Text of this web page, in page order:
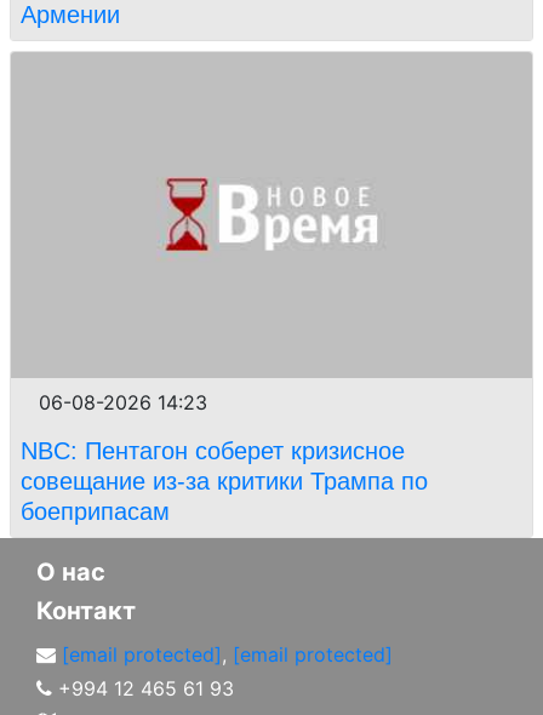
Армении
06-08-2026 14:23
NBC: Пентагон соберет кризисное
совещание из-за критики Трампа по
боеприпасам
О нас
Контакт
[email protected], [email protected]
+994 12 465 61 93